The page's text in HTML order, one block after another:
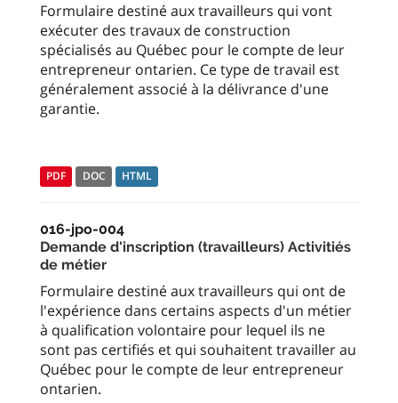
Formulaire destiné aux travailleurs qui vont
exécuter des travaux de construction
spécialisés au Québec pour le compte de leur
entrepreneur ontarien. Ce type de travail est
généralement associé à la délivrance d'une
garantie.
PDF DOC HTML
016-jpo-004
Demande d'inscription (travailleurs) Activitiés
de métier
Formulaire destiné aux travailleurs qui ont de
l'expérience dans certains aspects d'un métier
à qualification volontaire pour lequel ils ne
sont pas certifiés et qui souhaitent travailler au
Québec pour le compte de leur entrepreneur
ontarien.